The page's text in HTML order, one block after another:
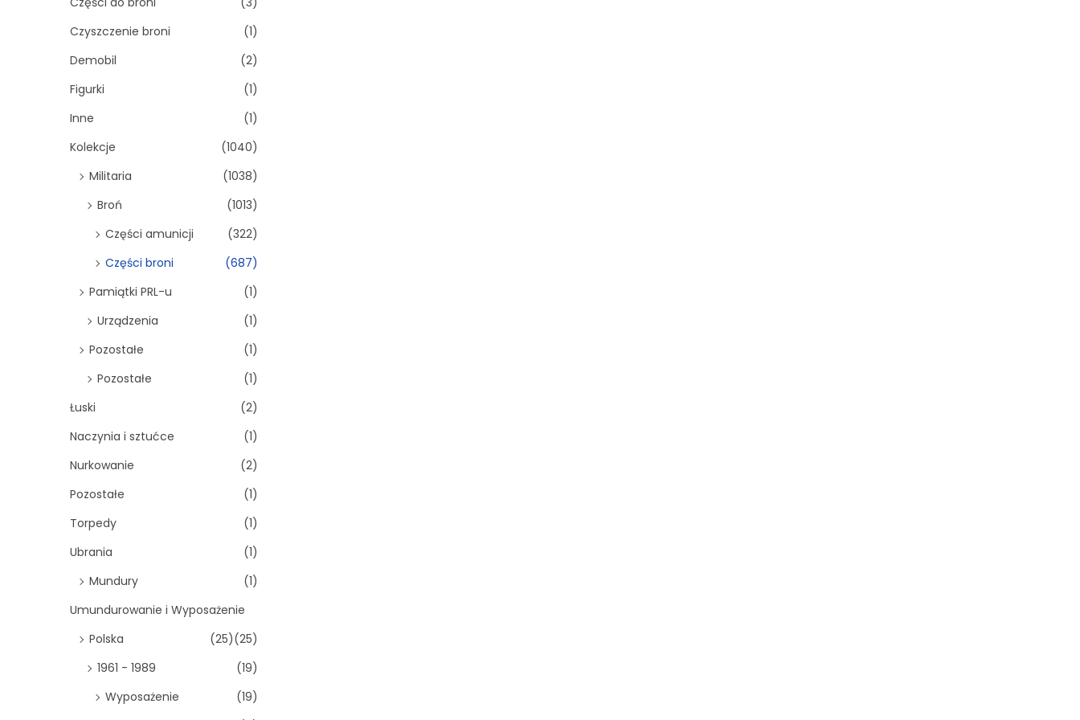
Czyszczenie broni
(1)
Demobil
(2)
Figurki
(1)
Inne
(1)
Kolekcje
(1040)
Militaria
(1038)
Broń
(1013)
Części amunicji
(322)
Części broni
(687)
Pamiątki PRL-u
(1)
Urządzenia
(1)
Pozostałe
(1)
Pozostałe
(1)
Łuski
(2)
Naczynia i sztućce
(1)
Nurkowanie
(2)
Pozostałe
(1)
Torpedy
(1)
Ubrania
(1)
Mundury
(1)
Umundurowanie i Wyposażenie
(25)
Polska
(25)
1961 - 1989
(19)
Wyposażenie
(19)